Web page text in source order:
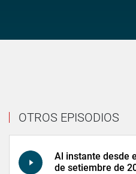
OTROS EPISODIOS
Al instante desde
de setiembre de